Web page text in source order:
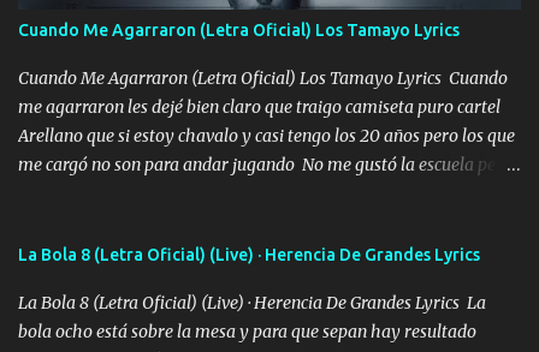
madre no quiero dejar de tenerte no ayuda la p'uta loquera y al
chile quisiera ser menos de ti dependiente la pinche tristeza me
encierra princesa tu sabes que nunca saldras de mi mente Ella era
la peligro...
Cuando Me Agarraron (Letra Oficial) Los Tamayo Lyrics
Cuando Me Agarraron (Letra Oficial) Los Tamayo Lyrics Cuando
me agarraron les dejé bien claro que traigo camiseta puro cartel
Arellano que si estoy chavalo y casi tengo los 20 años pero los que
me cargó no son para andar jugando No me gustó la escuela pero
firme el legado que si como me llamó varios ya se han preguntado
fajado y mi R terciado me van a ver allá por TJ para un licenciado
mando un abrazo andamos al cien Choritas también Música
La Bola 8 (Letra Oficial) (Live) · Herencia De Grandes Lyrics
La Bola 8 (Letra Oficial) (Live) · Herencia De Grandes Lyrics La
bola ocho está sobre la mesa y para que sepan hay resultado